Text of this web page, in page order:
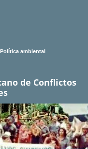
Política ambiental
de Conflictos